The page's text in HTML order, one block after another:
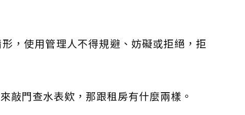
，使用管理人不得規避、妨礙或拒絕，拒
敲門查水表欸，那跟租房有什麼兩樣。